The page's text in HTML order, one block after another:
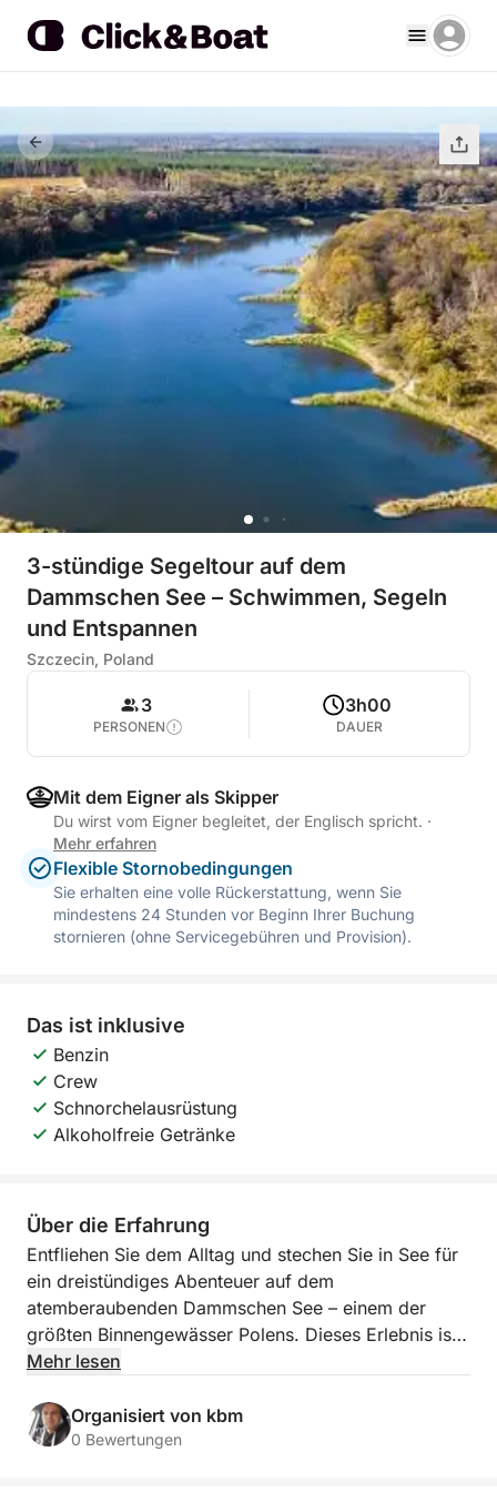
3-stündige Segeltour auf dem
Dammschen See – Schwimmen, Segeln
und Entspannen
Szczecin, Poland
3
PERSONEN
3h00
DAUER
Mit dem Eigner als Skipper
Du wirst vom Eigner begleitet, der Englisch spricht. ·
Mehr erfahren
Flexible Stornobedingungen
Sie erhalten eine volle Rückerstattung, wenn Sie
mindestens 24 Stunden vor Beginn Ihrer Buchung
stornieren (ohne Servicegebühren und Provision).
Das ist inklusive
Benzin
Crew
Schnorchelausrüstung
Alkoholfreie Getränke
Über die Erfahrung
Entfliehen Sie dem Alltag und stechen Sie in See für
ein dreistündiges Abenteuer auf dem
atemberaubenden Dammschen See – einem der
größten Binnengewässer Polens. Dieses Erlebnis ist
perfekt für Naturliebhaber, Freunde oder Familien,
Stettin aus einer neuen Perspektive genießen
möchten.
Mehr lesen
Organisiert von kbm
0 Bewertungen